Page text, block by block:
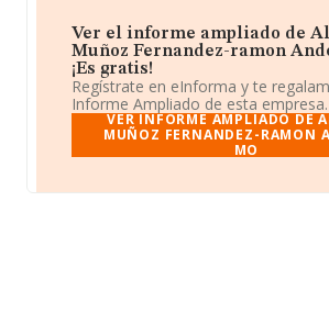
Ver el informe ampliado de
Muñoz Fernandez-ramon
¡Es gratis!
Regístrate en eInforma y te
Informe Ampliado de esta empresa.
VER INFORME AMPLIADO DE
MUÑOZ FERNANDEZ-RAMON
MO